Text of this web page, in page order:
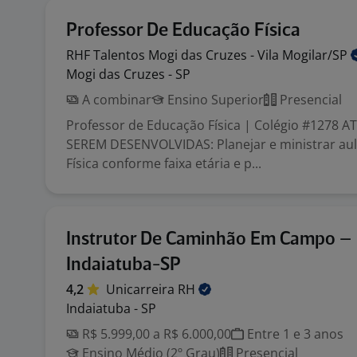
Professor De Educação Física
RHF Talentos Mogi das Cruzes - Vila Mogilar/SP
Mogi das Cruzes - SP
A combinar
Ensino Superior
Presencial
Professor de Educação Física | Colégio #1278
SEREM DESENVOLVIDAS: Planejar e ministrar
Física conforme faixa etária e p...
Instrutor De Caminhão Em Campo –
Indaiatuba-SP
4,2 Unicarreira RH
Indaiatuba - SP
R$ 5.999,00 a R$ 6.000,00
Entre 1 e 3 anos
Ensino Médio (2º Grau)
Presencial